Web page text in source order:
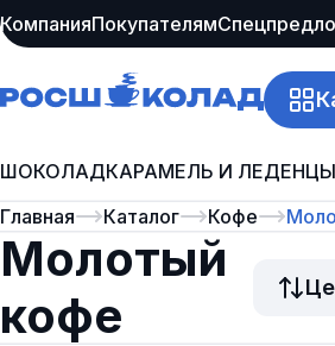
КомпанияПокупателям
ШОКОЛАДКАРАМЕЛЬ И
Главная Каталог Кофе
Молотый
кофе